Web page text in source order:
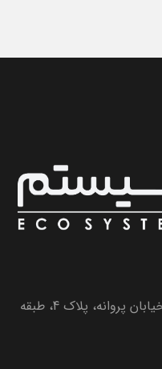
تهران، بزرگراه جلال آل احمد، خیابان پروانه، پلاک 4، طبقه